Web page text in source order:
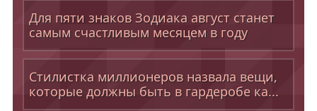
Для пяти знаков Зодиака август станет
самым счастливым месяцем в году
Стилистка миллионеров назвала вещи,
которые должны быть в гардеробе ка...